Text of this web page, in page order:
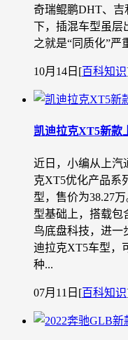
奇瑞鲲鹏DHT、吉
下，插混车型虽层
之就是“同质化”严
10月14日 [百科知识
凯迪拉克XT5新款
近日，小编从上汽
克XT5优化产品系
型，售价为38.27
型基础上，搭载包
鸟底盘科技，进一
迪拉克XT5车型，
种...
07月11日 [百科知识